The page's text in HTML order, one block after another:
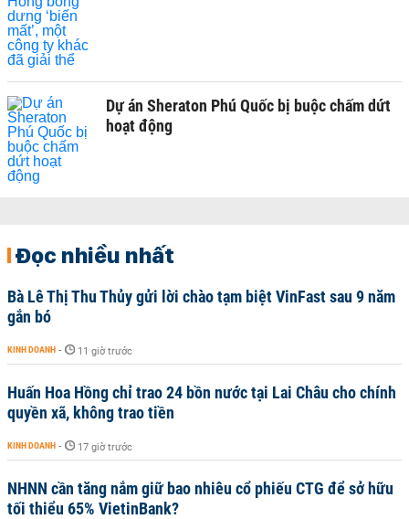
Dự án Sheraton Phú Quốc bị buộc chấm dứt
hoạt động
Đọc nhiều nhất
Bà Lê Thị Thu Thủy gửi lời chào tạm biệt VinFast sau 9 năm
gắn bó
KINH DOANH - 11 giờ trước
Huấn Hoa Hồng chỉ trao 24 bồn nước tại Lai Châu cho chính
quyền xã, không trao tiền
KINH DOANH - 17 giờ trước
NHNN cần tăng nắm giữ bao nhiêu cổ phiếu CTG để sở hữu
tối thiểu 65% VietinBank?